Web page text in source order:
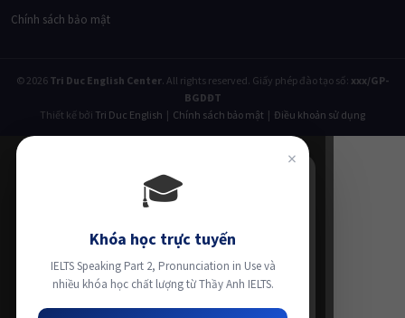
Chính sách bảo mật
© 2026 Tri Duc English Center . All rights reserved. Giấy phép đào tạo số: xxx/GP-
BGDĐT
Thiết kế bởi Tri Duc English | Chính sách bảo mật | Điều khoản sử dụng
×
🎓
Khóa học trực tuyến
IELTS Speaking Part 2, Pronunciation in Use và
nhiều khóa học chất lượng từ Thầy Anh IELTS.